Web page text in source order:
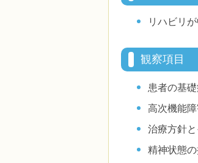
リハビリ
観察項目
患者の基
高次機能
治療方針
精神状態